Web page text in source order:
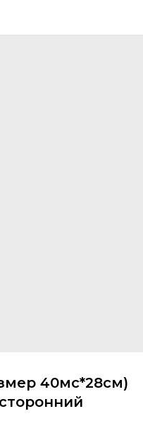
40мс*28см)